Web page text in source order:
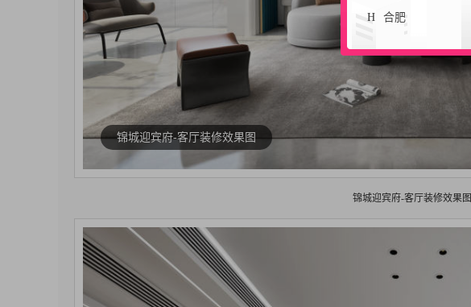
锦城迎宾府-客厅装修效果图
锦城迎宾府-客厅装修效果图
H 合肥